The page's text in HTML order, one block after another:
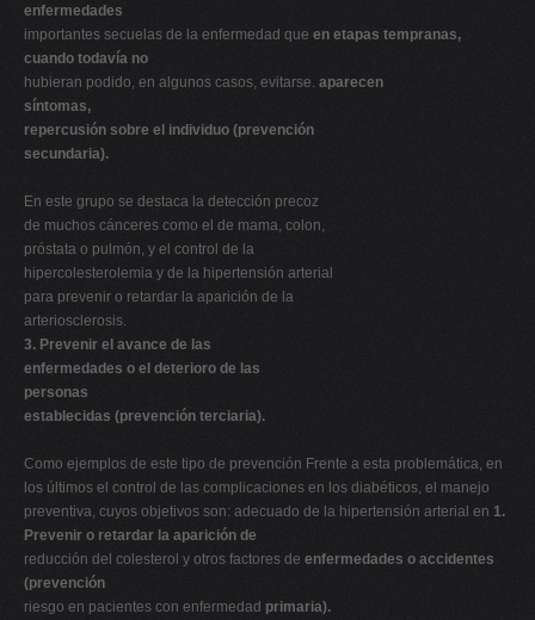
enfermedades
importantes secuelas de la enfermedad que en etapas tempranas,
cuando todavía no
hubieran podido, en algunos casos, evitarse. aparecen
síntomas,
repercusión sobre el individuo (prevención
secundaria).
En este grupo se destaca la detección precoz
de muchos cánceres como el de mama, colon,
próstata o pulmón, y el control de la
hipercolesterolemia y de la hipertensión arterial
para prevenir o retardar la aparición de la
arteriosclerosis.
3. Prevenir el avance de las
enfermedades o el deterioro de las
personas
establecidas (prevención terciaria).
Como ejemplos de este tipo de prevención Frente a esta problemática, en
los últimos el control de las complicaciones en los diabéticos, el manejo
preventiva, cuyos objetivos son: adecuado de la hipertensión arterial en 1.
Prevenir o retardar la aparición de
reducción del colesterol y otros factores de enfermedades o accidentes
(prevención
riesgo en pacientes con enfermedad primaria).